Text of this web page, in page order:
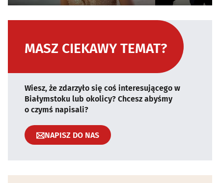
MASZ CIEKAWY TEMAT?
Wiesz, że zdarzyło się coś interesującego w
Białymstoku lub okolicy? Chcesz abyśmy
o czymś napisali?
NAPISZ DO NAS